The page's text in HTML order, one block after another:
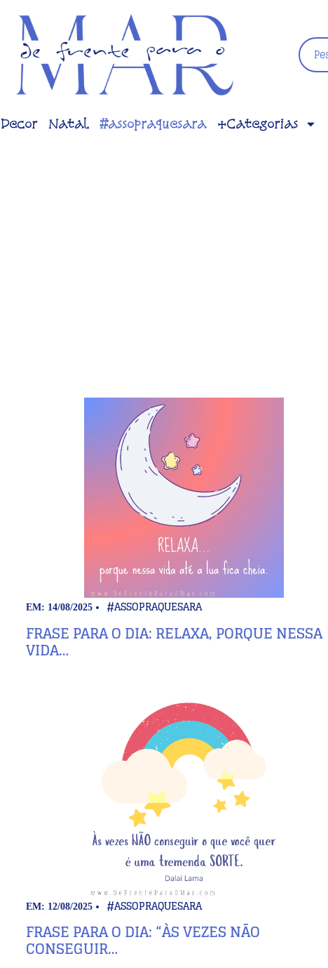
Decor Natal #assopraquesara +Categorias
EM: 14/08/2025 #ASSOPRAQUESARA
FRASE PARA O DIA: RELAXA, PORQUE NESSA
VIDA…
EM: 12/08/2025 #ASSOPRAQUESARA
FRASE PARA O DIA: “ÀS VEZES NÃO
CONSEGUIR…